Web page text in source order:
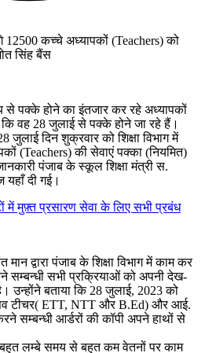
12500 कच्चे अध्यापकों (Teachers) को
सिंह बैंस
से पक्के होने का इंतजार कर रहे अध्यापकों
वह 28 जुलाई से पक्के होने जा रहे हैं।
दिन शुक्रवार को शिक्षा विभाग में
(Teachers) की सेवाएं पक्का (नियमित)
पंजाब के स्कूल शिक्षा मंत्री स.
दी गई।
में मुफ़्त प्रसारण सेवा के लिए सभी प्रबंध
द्वारा पंजाब के शिक्षा विभाग में काम कर
सम्बन्धी सभी प्रक्रियाओं को अपनी देख-
उन्होंने बताया कि 28 जुलाई, 2023 को
टीचर( ETT, NTT और B.Ed) और आई.
सम्बन्धी आर्डरों की कॉपी अपने हाथों से
लम्बे समय से बहुत कम वेतनों पर काम